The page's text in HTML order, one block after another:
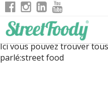
Ici vous pouvez trouver
parlé:street food